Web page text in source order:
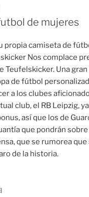
de mujeres
propia camiseta de
Nos complace
Teufelskicker. Una
de fútbol
a los clubes
club, el RB Leipzig,
así que los de
que pondrán sobre
que se rumorea que
de la historia.